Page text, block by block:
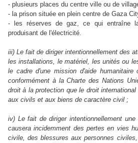
- plusieurs places du centre ville ou de
- la prison située en plein centre de Gaza
- les réserves de gaz, ce qui entraîne
produisant de l'électricité.
iii) Le fait de diriger intentionnellement des
les installations, le matériel, les unités ou
le cadre d'une mission d'aide
conformément à la Charte des Nations
droit à la protection que le droit
aux civils et aux biens de caractère civil ;
iv) Le fait de diriger intentionnellement
causera incidemment des pertes en vies
civile, des blessures aux personnes